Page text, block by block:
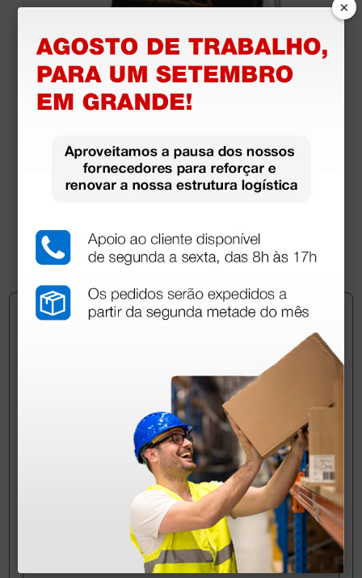
Ecógrafo portátil Mindray DP-50 Expert - sem
sondas
(Preço sem IVA)
1 unidade
Pergunte a um colega
Ainda tem dúvidas?Necessita de mais
esclarecimentos? Envie agora a sua questão aos
colegas que já adquiriram este produto.
×